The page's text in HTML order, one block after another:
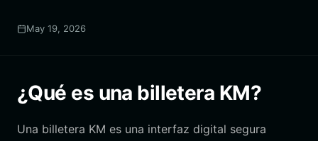
May 19, 2026
¿Qué es una billetera KM?
Una billetera KM es una interfaz digital segura